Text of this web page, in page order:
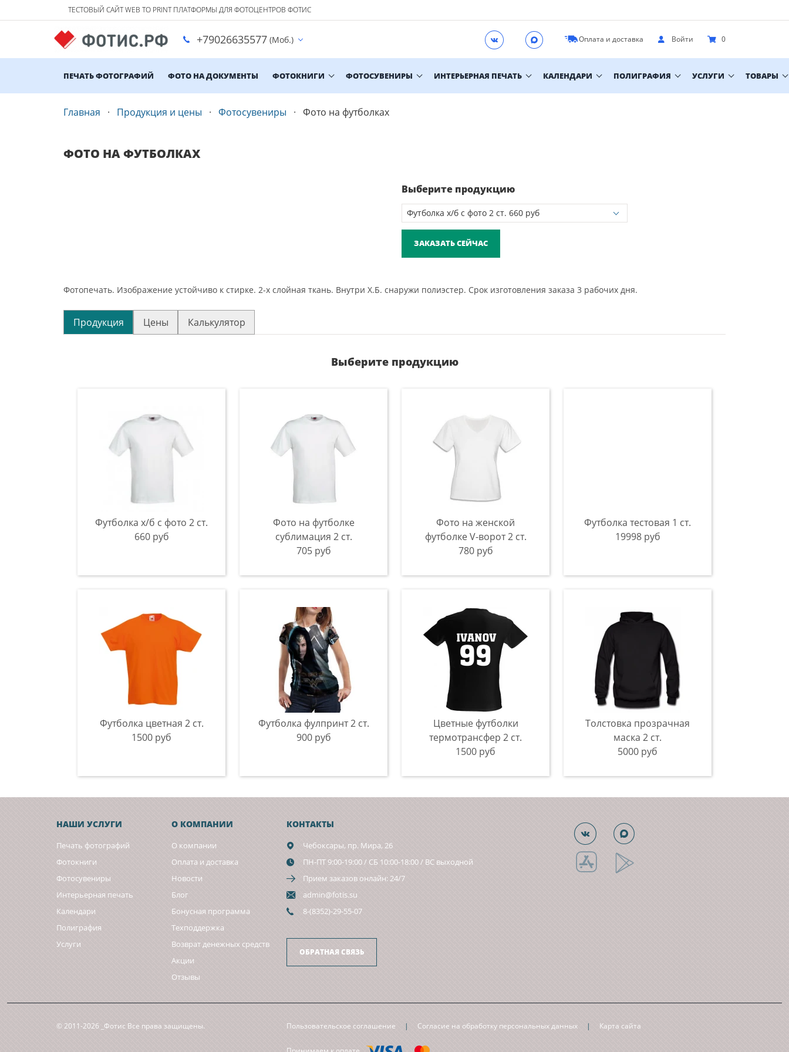
ТЕСТОВЫЙ САЙТ WEB TO PRINT ПЛАТФОРМЫ ДЛЯ ФОТОЦЕНТРОВ ФОТИС
+79026635577 (Моб.) Оплата и доставка Войти 0
ПЕЧАТЬ ФОТОГРАФИЙ ФОТО НА ДОКУМЕНТЫ ФОТОКНИГИ ФОТОСУВЕНИРЫ ИНТЕРЬЕРНАЯ ПЕЧАТЬ КАЛЕНДАРИ ПОЛИГРАФИЯ УСЛУГИ ТОВАРЫ
Главная Продукция и цены Фотосувениры Фото на футболках
ФОТО НА ФУТБОЛКАХ
Выберите продукцию
ЗАКАЗАТЬ СЕЙЧАС
Фотопечать. Изображение устойчиво к стирке. 2-х слойная ткань. Внутри Х.Б. снаружи полиэстер. Срок изготовления заказа 3 рабочих дня.
Продукция Цены Калькулятор
Выберите продукцию
Футболка х/б с фото 2 ст.
660 руб
Фото на футболке
сублимация 2 ст.
705 руб
Фото на женской
футболке V-ворот 2 ст.
780 руб
Футболка тестовая 1 ст.
19998 руб
Футболка цветная 2 ст.
1500 руб
Футболка фулпринт 2 ст.
900 руб
Цветные футболки
термотрансфер 2 ст.
1500 руб
Толстовка прозрачная
маска 2 ст.
5000 руб
НАШИ УСЛУГИ
Печать фотографий
Фотокниги
Фотосувениры
Интерьерная печать
Календари
Полиграфия
Услуги
О КОМПАНИИ
О компании
Оплата и доставка
Новости
Блог
Бонусная программа
Техподдержка
Возврат денежных средств
Акции
Отзывы
КОНТАКТЫ
Чебоксары, пр. Мира, 26
ПН-ПТ 9:00-19:00 / СБ 10:00-18:00 / ВС выходной
Прием заказов онлайн: 24/7
admin@fotis.su
8-(8352)-29-55-07
ОБРАТНАЯ СВЯЗЬ
© 2011-2026 _Фотис Все права защищены. Пользовательское соглашение | Согласие на обработку персональных данных | Карта сайта